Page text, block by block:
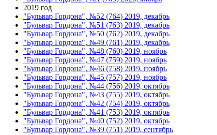
2019 год
"Бульвар Гордона", №52 (764) 2019, декабрь
"Бульвар Гордона", №51 (763) 2019, декабрь
"Бульвар Гордона", №50 (762) 2019, декабрь
"Бульвар Гордона", №49 (761) 2019, декабрь
"Бульвар Гордона", №48 (760) 2019, ноябрь
"Бульвар Гордона", №47 (759) 2019, ноябрь
"Бульвар Гордона", №46 (758) 2019, ноябрь
"Бульвар Гордона", №45 (757) 2019, ноябрь
"Бульвар Гордона", №44 (756) 2019, октябрь
"Бульвар Гордона", №43 (755) 2019, октябрь
"Бульвар Гордона", №42 (754) 2019, октябрь
"Бульвар Гордона", №41 (753) 2019, октябрь
"Бульвар Гордона", №40 (752) 2019, октябрь
"Бульвар Гордона", №39 (751) 2019, сентябрь